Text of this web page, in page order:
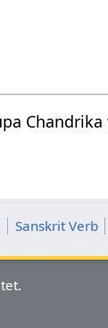
Sanskrit Verb